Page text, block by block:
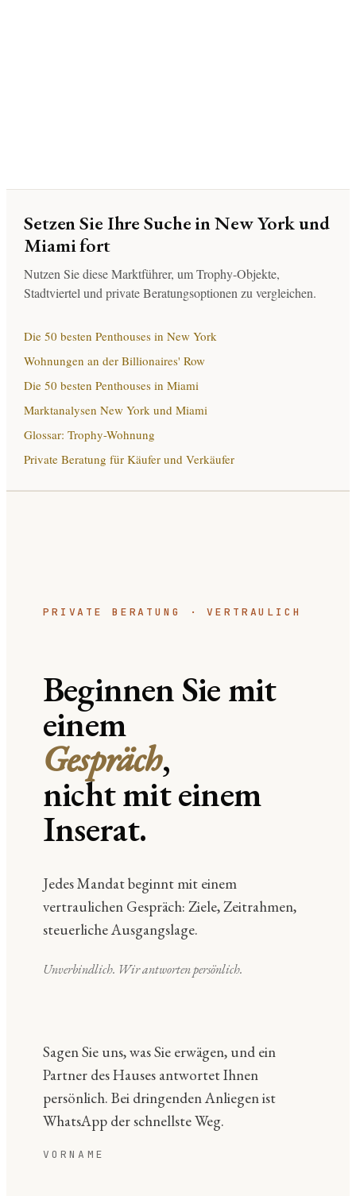
Setzen Sie Ihre Suche in New York und
Miami fort
Nutzen Sie diese Marktführer, um Trophy-Objekte,
Stadtviertel und private Beratungsoptionen zu vergleichen.
Die 50 besten Penthouses in New York
Wohnungen an der Billionaires' Row
Die 50 besten Penthouses in Miami
Marktanalysen New York und Miami
Glossar: Trophy-Wohnung
Private Beratung für Käufer und Verkäufer
PRIVATE BERATUNG · VERTRAULICH
Beginnen Sie mit
einem
Gespräch,
nicht mit einem
Inserat.
Jedes Mandat beginnt mit einem
vertraulichen Gespräch: Ziele, Zeitrahmen,
steuerliche Ausgangslage.
Unverbindlich. Wir antworten persönlich.
Sagen Sie uns, was Sie erwägen, und ein
Partner des Hauses antwortet Ihnen
persönlich. Bei dringenden Anliegen ist
WhatsApp der schnellste Weg.
VORNAME